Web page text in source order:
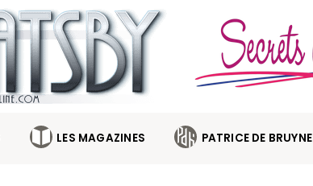
LES MAGAZINES PATRICE DE BRUYNE